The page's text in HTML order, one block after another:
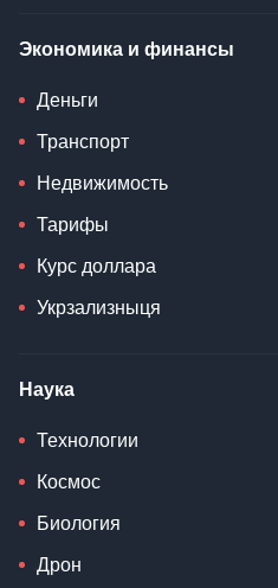
Экономика и финансы
Деньги
Транспорт
Недвижимость
Тарифы
Курс доллара
Укрзализныця
Наука
Технологии
Космос
Биология
Дрон